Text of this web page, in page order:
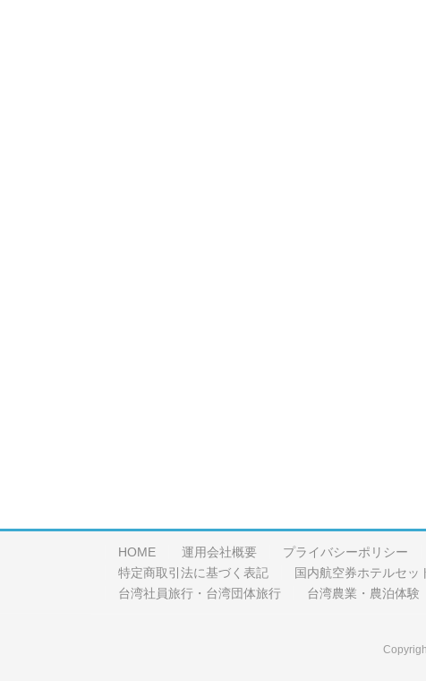
HOME 運用会社概要 プライバシーポリシー
特定商取引法に基づく表記
国内航空券ホテルセッ
台湾社員旅行・台湾団体旅行
台湾農業・農泊体験